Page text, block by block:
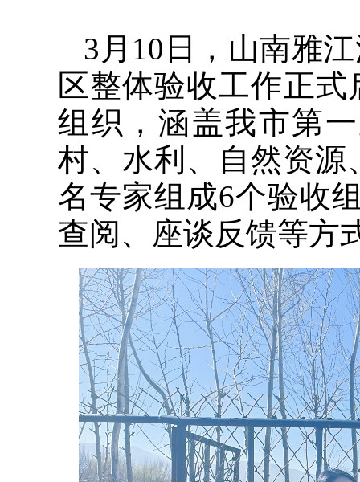
3月10日，山南雅
区整体验收工作正
组织，涵盖我市第
村、水利、自然资源
名专家组成6个验收
查阅、座谈反馈等方